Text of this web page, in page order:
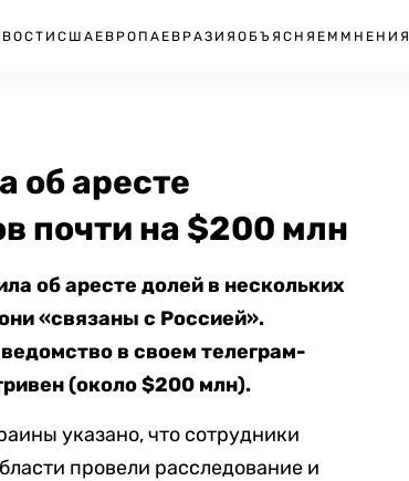
США ЕВРОПА ЕВРАЗИЯ ОБЪЯСНЯЕМ МНЕНИЯ
об аресте
почти на $200 млн
об аресте долей в нескольких
«связаны с Россией».
в своем телеграм-
(около $200 млн).
указано, что сотрудники
провели расследование и